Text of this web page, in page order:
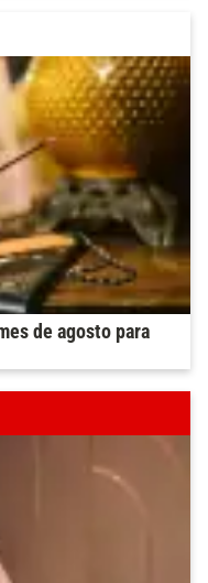
de agosto para